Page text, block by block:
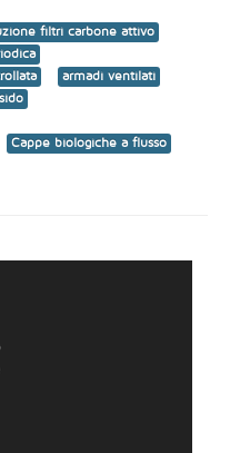
filtri carbone attivo
armadi ventilati
Cappe biologiche a flusso